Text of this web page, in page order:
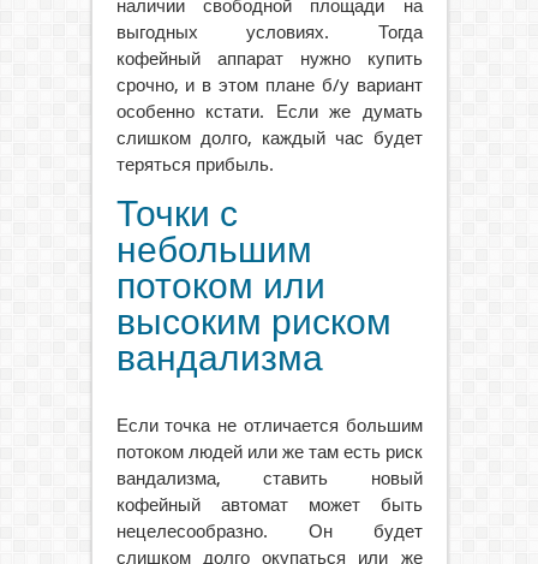
наличии свободной площади на
выгодных условиях. Тогда
кофейный аппарат нужно купить
срочно, и в этом плане б/у вариант
особенно кстати. Если же думать
слишком долго, каждый час будет
теряться прибыль.
Точки с
небольшим
потоком или
высоким риском
вандализма
Если точка не отличается большим
потоком людей или же там есть риск
вандализма, ставить новый
кофейный автомат может быть
нецелесообразно. Он будет
слишком долго окупаться или же